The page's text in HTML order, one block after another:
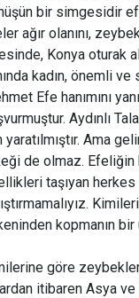
bir simgesidir efe
ağır olanını,
Konya oturak
kadın, önemli
Efe hanımını
Aydınlı
yaratılmıştır. Ama
de olmaz. Efeliğin
taşıyan herkes
kopmanın bir
göre
itibaren Asya ve